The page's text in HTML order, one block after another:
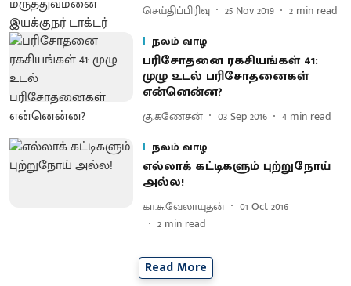
செய்திப்பிரிவு 25 Nov 2019 2 min read
நலம் வாழ
பரிசோதனை ரகசியங்கள் 41:
முழு உடல் பரிசோதனைகள்
என்னென்ன?
கு.கணேசன் 03 Sep 2016 4 min read
நலம் வாழ
எல்லாக் கட்டிகளும் புற்றுநோய்
அல்ல!
கா.சு.வேலாயுதன்
01 Oct 2016
2 min read
Read More